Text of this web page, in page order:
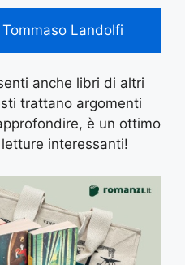
Landolfi
anche libri di altri
trattano argomenti
è un ottimo
interessanti!